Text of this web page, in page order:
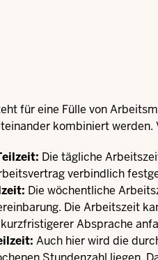
für eine Fülle von
kombiniert
Die tägliche
verbindlich
Die wöchentliche
Die Arbeitszeit
Absprache
Auch hier wird die